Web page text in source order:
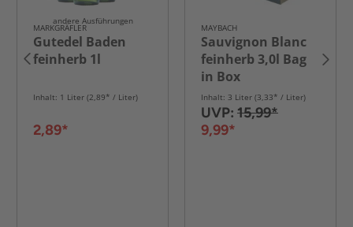
andere Ausführungen
MARKGRÄFLER
Gutedel Baden
feinherb 1l
Inhalt: 1 Liter (2,89* / Liter)
2,89*
MAYBACH
Sauvignon Blanc
feinherb 3,0l Bag
in Box
Inhalt: 3 Liter (3,33* / Liter)
UVP: 15,99*
9,99*